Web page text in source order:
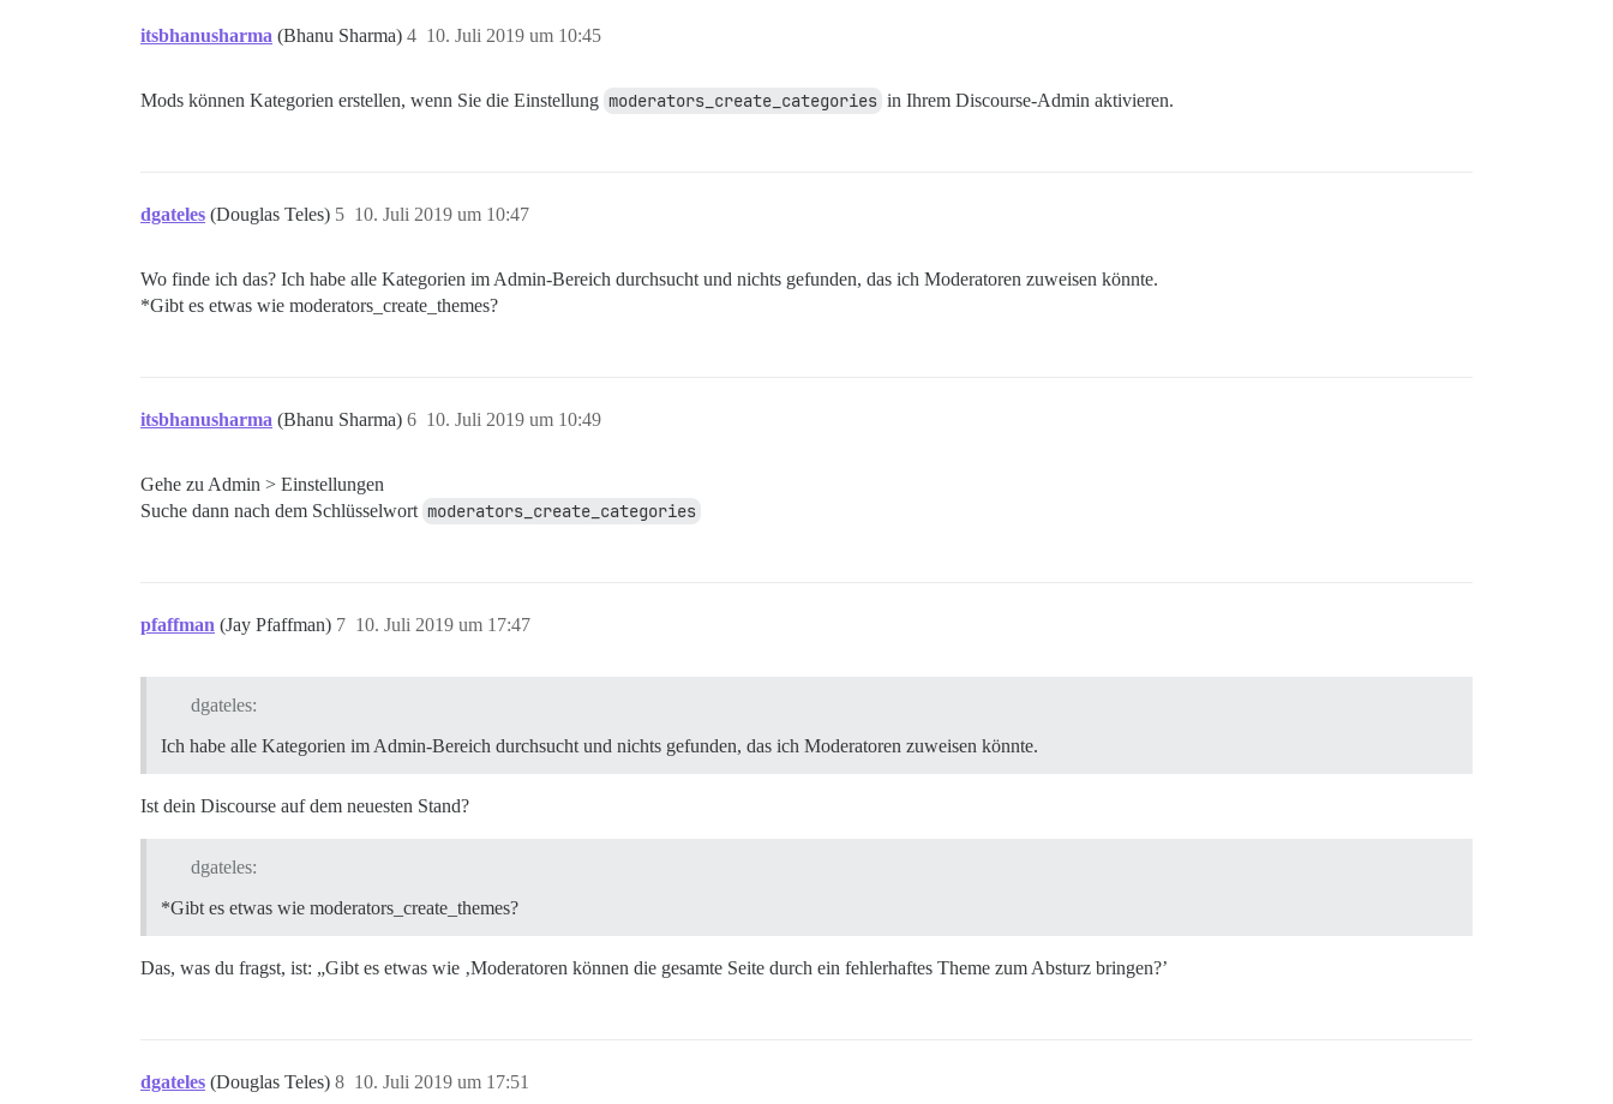
itsbhanusharma (Bhanu Sharma) 10. Juli 2019 um 10:45
4
Mods können Kategorien erstellen, wenn Sie die Einstellung moderators_create_categories in Ihrem Discourse-Admin aktivieren.
dgateles (Douglas Teles) 10. Juli 2019 um 10:47
5
Wo finde ich das? Ich habe alle Kategorien im Admin-Bereich durchsucht und nichts gefunden, das ich Moderatoren zuweisen könnte.
*Gibt es etwas wie moderators_create_themes?
itsbhanusharma (Bhanu Sharma) 10. Juli 2019 um 10:49
6
Gehe zu Admin > Einstellungen
Suche dann nach dem Schlüsselwort moderators_create_categories
pfaffman (Jay Pfaffman) 10. Juli 2019 um 17:47
7
dgateles:
Ich habe alle Kategorien im Admin-Bereich durchsucht und nichts gefunden, das ich Moderatoren zuweisen könnte.
Ist dein Discourse auf dem neuesten Stand?
dgateles:
*Gibt es etwas wie moderators_create_themes?
Das, was du fragst, ist: „Gibt es etwas wie ‚Moderatoren können die gesamte Seite durch ein fehlerhaftes Theme zum Absturz bringen?’
dgateles (Douglas Teles) 10. Juli 2019 um 17:51
8